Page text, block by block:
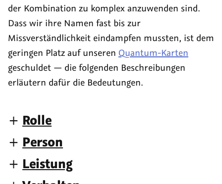
der Kombination zu komplex anzuwenden sind.
Dass wir ihre Namen fast bis zur
Missverständlichkeit eindampfen mussten, ist dem
geringen Platz auf unseren Quantum-Karten
geschuldet — die folgenden Beschreibungen
erläutern dafür die Bedeutungen.
Rolle
Person
Leistung